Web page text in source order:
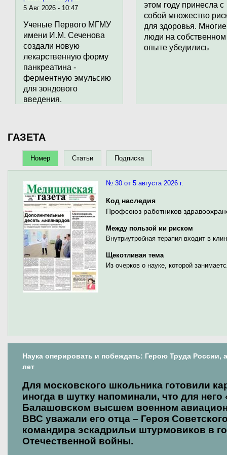
(нацпроект «Молодежь и дети»).
5 Авг 2026 - 10:47
Ученые Первого МГМУ
имени И.М. Сеченова
создали новую
лекарственную форму
панкреатина -
ферментную эмульсию
для зондового
введения.
этом году принесла с
собой множество
для здоровья. Многие
люди на собственном
опыте убедились
ГАЗЕТА
Номер Статьи Подписка
№ 30 от 5 августа 2026 г.
Код наследия
Профсоюз работников
Между пользой ии риском
Внутриутробная терапия входит в
Щекотливая тема
Из очерков о науке, которой
Наука оперировать и побеждать: Герою Труда России,
лет
Для московского школьника готовили
иногда в шутку напоминали, что для него
Балашовском высшем военном
ВВС уважали его отца – Героя
командира эскадрильи штурмовиков в
Отечественной войны.